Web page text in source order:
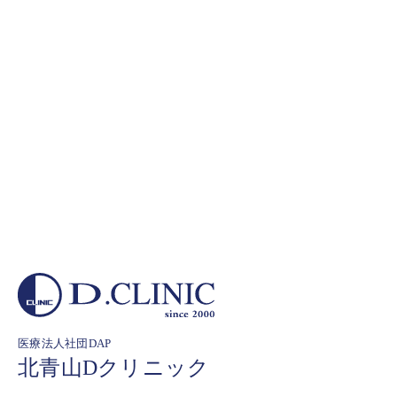
医療法人社団DAP
北青山Dクリニック